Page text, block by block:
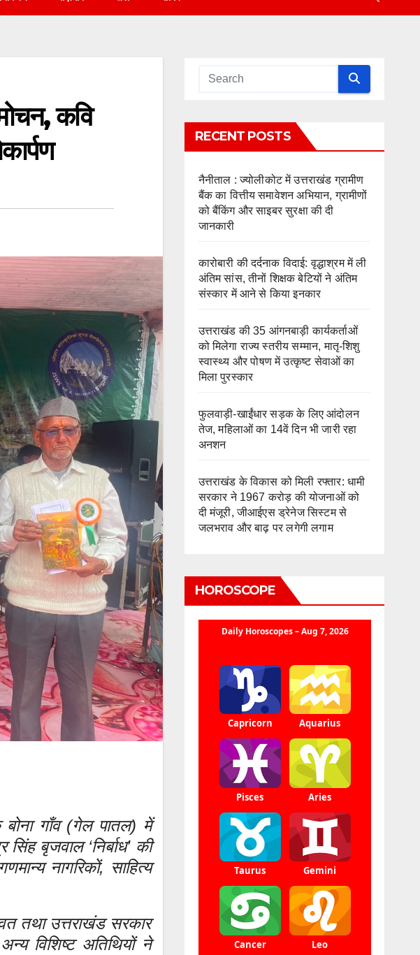
कवि
बोना गाँव (गेल पातल) में
बृजवाल ‘निर्बाध’ की
नागरिकों, साहित्य
तथा उत्तराखंड सरकार
विशिष्ट अतिथियों ने
RECENT POSTS
नैनीताल : ज्योलीकोट में उत्तराखंड ग्रामीण
बैंक का वित्तीय समावेशन अभियान, ग्रामीणों
को बैंकिंग और साइबर सुरक्षा की दी
जानकारी
कारोबारी की दर्दनाक विदाई: वृद्धाश्रम में ली
अंतिम सांस, तीनों शिक्षक बेटियों ने अंतिम
संस्कार में आने से किया इनकार
उत्तराखंड की 35 आंगनबाड़ी कार्यकर्ताओं
को मिलेगा राज्य स्तरीय सम्मान, मातृ-शिशु
स्वास्थ्य और पोषण में उत्कृष्ट सेवाओं का
मिला पुरस्कार
फुलवाड़ी-खाईंधार सड़क के लिए आंदोलन
तेज, महिलाओं का 14वें दिन भी जारी रहा
अनशन
उत्तराखंड के विकास को मिली रफ्तार: धामी
सरकार ने 1967 करोड़ की योजनाओं को
दी मंजूरी, जीआईएस ड्रेनेज सिस्टम से
जलभराव और बाढ़ पर लगेगी लगाम
HOROSCOPE